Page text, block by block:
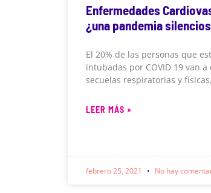
Enfermedades
¿una pandemia
El 20% de las personas que
intubadas por COVID 19 van
secuelas respiratorias y
LEER MÁS »
febrero 25, 2021 No hay